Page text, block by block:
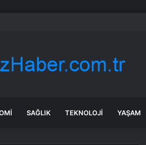
aylığı fark ödemeleri 7 Ağustos’ta
SAĞLIK TEKNOLOJI YAŞAM